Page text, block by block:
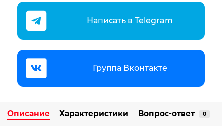
Написать в Telegram
Группа Вконтакте
Описание Характеристики Вопрос-ответ 0